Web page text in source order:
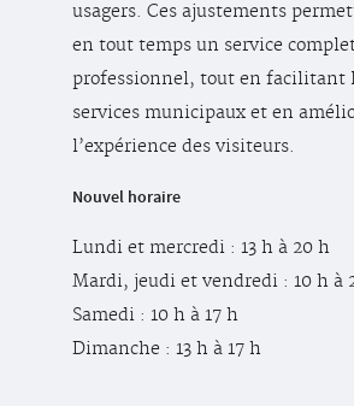
usagers. Ces ajustements
en tout temps un service
professionnel, tout en facilitant
services municipaux et en
l’expérience des visiteurs.
Nouvel horaire
Lundi et mercredi : 13 h à 20 h
Mardi, jeudi et vendredi : 10 h à
Samedi : 10 h à 17 h
Dimanche : 13 h à 17 h